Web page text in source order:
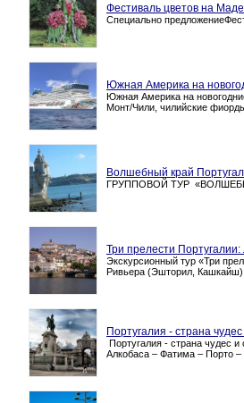
Фестиваль цветов на
Специально
Южная Америка на
Южная Америка на
Монт/Чили, чилийские
Волшебный край
ГРУППОВОЙ ТУР
Три прелести
Экскурсионный тур «Три
Ривьера (Эшторил,
Португалия - страна чудес
Португалия - страна чудес
Алкобаса – Фатима – Порто –